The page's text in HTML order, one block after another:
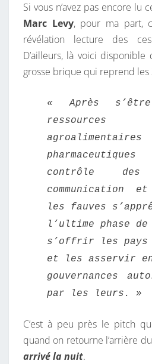
U
V
E
N
T
E
F
A
U
V
E
S
…
Si vous n’avez pas encore lu
Marc Levy, pour ma part,
révélation lecture des
D’ailleurs, là voici
grosse brique qui reprend les
« Après
ressources
contrôle des
communication
les fauves
l’ultime phase
s’offrir les pays
et les asservir
gouvernances
par les leurs. »
C’est à peu près le pitch
quand on retourne l’arrière
arrivé la nuit.